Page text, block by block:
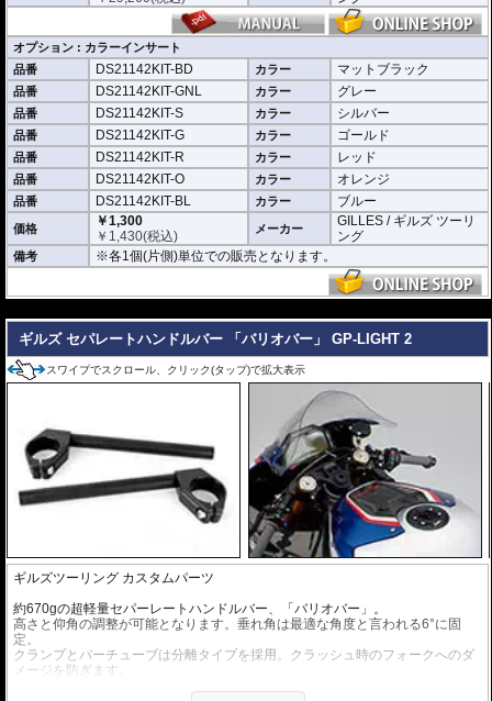
オプション : カラーインサート
品番
DS21142KIT-BD カラー マットブラック
品番 DS21142KIT-GNL カラー グレー
品番 DS21142KIT-S カラー シルバー
品番 DS21142KIT-G カラー ゴールド
品番 DS21142KIT-R カラー レッド
品番 DS21142KIT-O カラー オレンジ
品番 DS21142KIT-BL カラー ブルー
価格
￥1,300
￥ 1,430(税込) メーカー
GILLES / ギルズ ツーリ
ング
備考 ※各1個(片側)単位での販売となります。
ギルズ セパレートハンドルバー 「バリオバー」 GP-LIGHT 2
スワイプでスクロール、クリック(タップ)で拡大表示
ギルズツーリング カスタムパーツ
約670gの超軽量セパーレートハンドルバー、「バリオバー」。
高さと仰角の調整が可能となります。垂れ角は最適な角度と言われる6°に固
定。
クランプとバーチューブは分離タイプを採用。クラッシュ時のフォークへのダ
メージを防ぎます。